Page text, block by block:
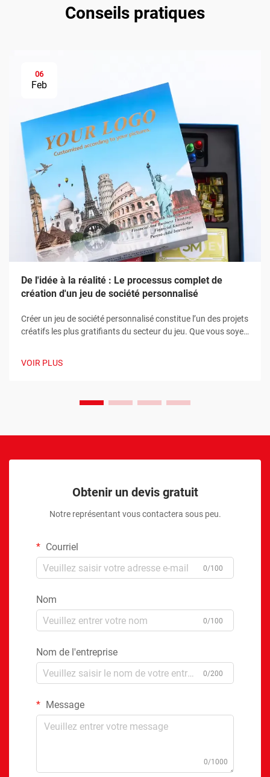
Conseils pratiques
06
Feb
De l'idée à la réalité : Le processus complet de
création d'un jeu de société personnalisé
Créer un jeu de société personnalisé constitue l’un des projets
créatifs les plus gratifiants du secteur du jeu. Que vous soyez
VOIR PLUS
Obtenir un devis gratuit
Notre représentant vous contactera sous peu.
Courriel
0/100
Nom
0/100
Nom de l'entreprise
0/200
Message
0/1000